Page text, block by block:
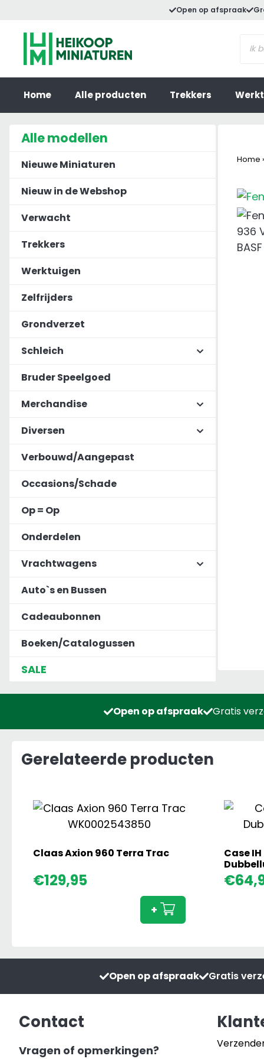
inhoud
Open op afspraak
Home Alle producten Trekkers
Home
Alle modellen
Nieuwe Miniaturen
Nieuw in de Webshop
Verwacht
Trekkers
Werktuigen
Zelfrijders
Grondverzet
Schleich
Bruder Speelgoed
Merchandise
Diversen
Verbouwd/Aangepast
Occasions/Schade
Op = Op
Onderdelen
Vrachtwagens
Auto`s en Bussen
Cadeaubonnen
Boeken/Catalogussen
SALE
Open op afspraak Gratis
Gerelateerde producten
Claas Axion 960 Terra Trac
€129,95
Terra
aantal
+
Case
€
Open op afspraak Gratis
Contact
Vragen of opmerkingen?